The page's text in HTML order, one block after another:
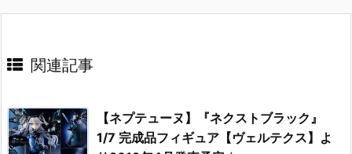
関連記事
【ネプテューヌ】『ネクストブラック』
1/7 完成品フィギュア【ヴェルテクス】よ